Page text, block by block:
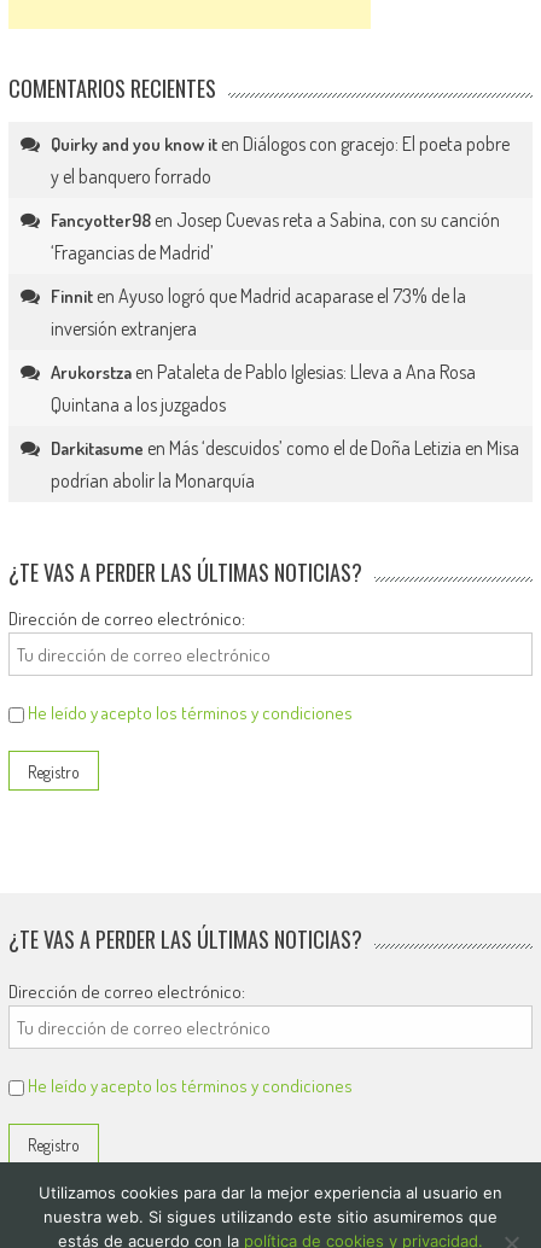
COMENTARIOS RECIENTES
Quirky and you know iten Diálogos con gracejo: El poeta pobre
y el banquero forrado
Fancyotter98en Josep Cuevas reta a Sabina, con su canción
‘Fragancias de Madrid’
Finniten Ayuso logró que Madrid acaparase el 73% de la
inversión extranjera
Arukorstzaen Pataleta de Pablo Iglesias: Lleva a Ana Rosa
Quintana a los juzgados
Darkitasume en Más ‘descuidos’ como el de Doña Letizia en Misa
podrían abolir la Monarquía
¿TE VAS A PERDER LAS ÚLTIMAS NOTICIAS?
Dirección de correo electrónico:
He leído y acepto los términos y condiciones
¿TE VAS A PERDER LAS ÚLTIMAS NOTICIAS?
Dirección de correo electrónico:
He leído y acepto los términos y condiciones
Utilizamos cookies para dar la mejor experiencia al usuario en
nuestra web. Si sigues utilizando este sitio asumiremos que
estás de acuerdo con la política de cookies y privacidad.